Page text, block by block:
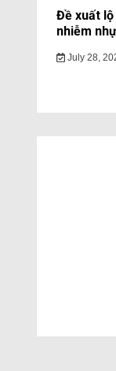
Đề xuất
nhiễm
July 28,